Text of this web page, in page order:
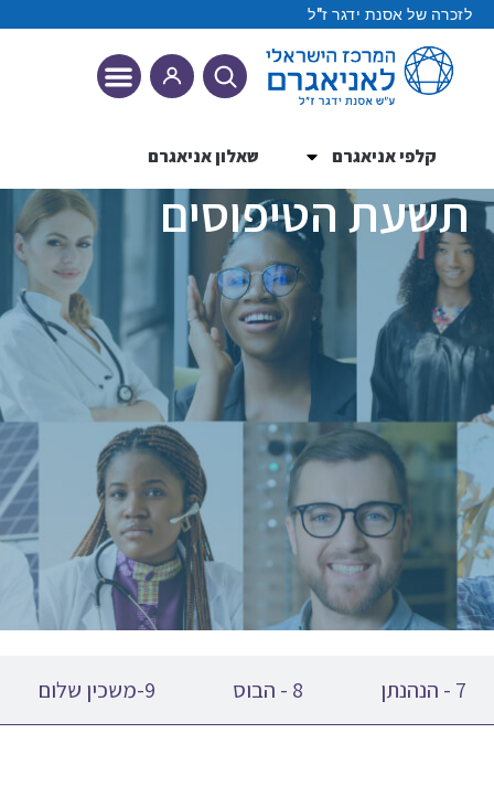
לזכרה של אסנת ידגר ז"ל
קלפי אניאגרם שאלון אניאגרם
תשעת הטיפוסים
7 - הנהנתן 8 - הבוס 9-משכין שלום